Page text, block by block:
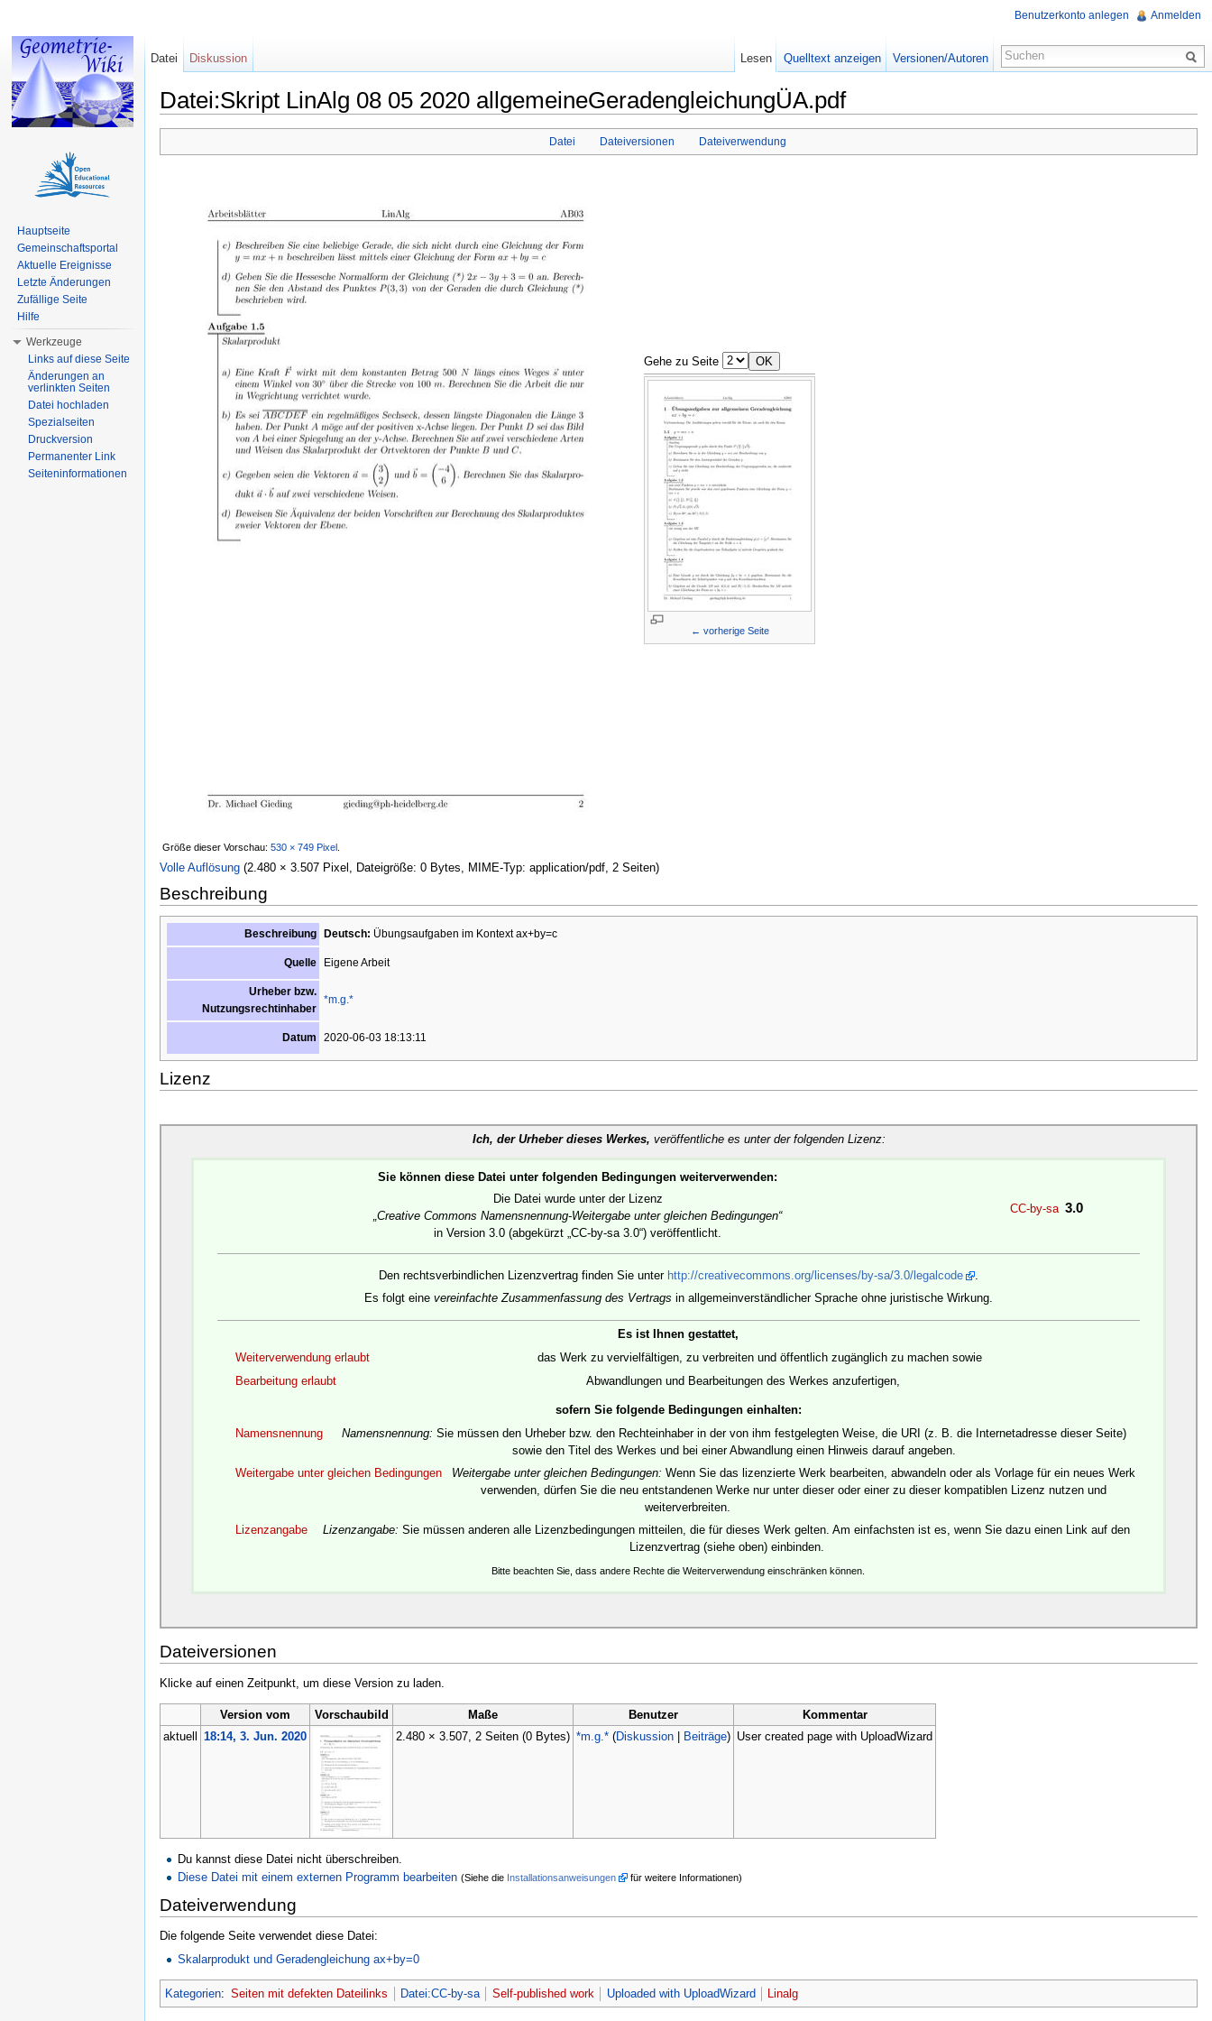
Datei:Skript LinAlg 08 05 2020 allgemeineGeradengleichungÜA.pdf
Datei Dateiversionen Dateiverwendung
Größe dieser Vorschau: 530 × 749 Pixel
Gehe zu Seite
← vorherige Seite
Volle Auflösung (2.480 × 3.507 Pixel, Dateigröße: 0 Bytes, MIME-Typ: application/pdf, 2 Seiten)
Beschreibung
Beschreibung Deutsch: Übungsaufgaben im Kontext ax+by=c
Quelle Eigene Arbeit
Urheber bzw.
Nutzungsrechtinhaber
*m.g.*
Datum 2020-06-03 18:13:11
Lizenz
Ich, der Urheber dieses Werkes, veröffentliche es unter der folgenden Lizenz:
Sie können diese Datei unter folgenden Bedingungen weiterverwenden:
Die Datei wurde unter der Lizenz
„Creative Commons Namensnennung-Weitergabe unter gleichen Bedingungen“
in Version 3.0 (abgekürzt „CC-by-sa 3.0“) veröffentlicht.
CC-by-sa 3.0
Den rechtsverbindlichen Lizenzvertrag finden Sie unter http://creativecommons.org/licenses/by-sa/3.0/legalcode
.
Es folgt eine vereinfachte Zusammenfassung des Vertrags in allgemeinverständlicher Sprache ohne juristische Wirkung.
Es ist Ihnen gestattet,
Weiterverwendung erlaubt
das Werk zu vervielfältigen, zu verbreiten und öffentlich zugänglich zu machen sowie
Bearbeitung erlaubt
Abwandlungen und Bearbeitungen des Werkes anzufertigen,
sofern Sie folgende Bedingungen einhalten:
Namensnennung
Namensnennung: Sie müssen den Urheber bzw. den Rechteinhaber in der von ihm festgelegten Weise, die URI (z. B. die Internetadresse dieser Seite)
sowie den Titel des Werkes und bei einer Abwandlung einen Hinweis darauf angeben.
Weitergabe unter gleichen Bedingungen
Weitergabe unter gleichen Bedingungen: Wenn Sie das lizenzierte Werk bearbeiten, abwandeln oder als Vorlage für ein neues Werk
verwenden, dürfen Sie die neu entstandenen Werke nur unter dieser oder einer zu dieser kompatiblen Lizenz nutzen und
weiterverbreiten.
Lizenzangabe
Lizenzangabe: Sie müssen anderen alle Lizenzbedingungen mitteilen, die für dieses Werk gelten. Am einfachsten ist es, wenn Sie dazu einen Link auf den
Lizenzvertrag (siehe oben) einbinden.
Bitte beachten Sie, dass andere Rechte die Weiterverwendung einschränken können.
Dateiversionen
Klicke auf einen Zeitpunkt, um diese Version zu laden.
Version vom Vorschaubild Maße Benutzer
Kommentar
aktuell
18:14, 3. Jun. 2020 2.480 × 3.507, 2 Seiten (0 Bytes) *m.g.* (Diskussion| Beiträge) User created page with UploadWizard
Du kannst diese Datei nicht überschreiben.
Diese Datei mit einem externen Programm bearbeiten (Siehe die Installationsanweisungen für weitere Informationen)
Dateiverwendung
Die folgende Seite verwendet diese Datei:
Skalarprodukt und Geradengleichung ax+by=0
Kategorien: Seiten mit defekten Dateilinks Datei:CC-by-sa Self-published work Uploaded with UploadWizard Linalg
Benutzerkonto anlegen Anmelden
Datei Diskussion Lesen Quelltext anzeigen Versionen/Autoren
Hauptseite
Gemeinschaftsportal
Aktuelle Ereignisse
Letzte Änderungen
Zufällige Seite
Hilfe
Werkzeuge
Links auf diese Seite
Änderungen an
verlinkten Seiten
Datei hochladen
Spezialseiten
Druckversion
Permanenter Link
Seiteninformationen